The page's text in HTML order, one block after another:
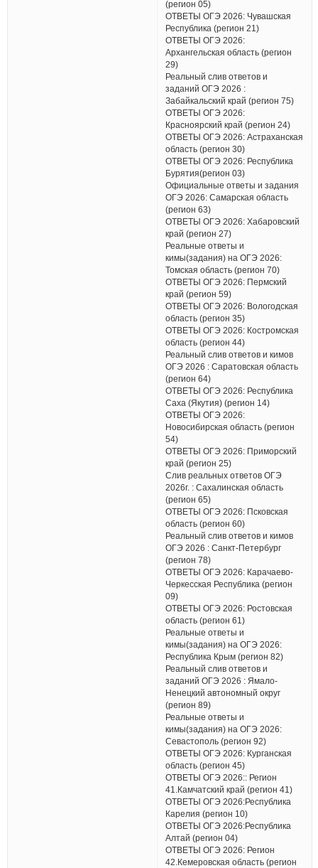
(регион 05)
ОТВЕТЫ ОГЭ 2026: Чувашская
Республика (регион 21)
ОТВЕТЫ ОГЭ 2026:
Архангельская область (регион
29)
Реальный слив ответов и
заданий ОГЭ 2026 :
Забайкальский край (регион 75)
ОТВЕТЫ ОГЭ 2026:
Красноярский край (регион 24)
ОТВЕТЫ ОГЭ 2026: Астраханская
область (регион 30)
ОТВЕТЫ ОГЭ 2026: Республика
Бурятия(регион 03)
Официальные ответы и задания
ОГЭ 2026: Самарская область
(регион 63)
ОТВЕТЫ ОГЭ 2026: Хабаровский
край (регион 27)
Реальные ответы и
кимы(задания) на ОГЭ 2026:
Томская область (регион 70)
ОТВЕТЫ ОГЭ 2026: Пермский
край (регион 59)
ОТВЕТЫ ОГЭ 2026: Вологодская
область (регион 35)
ОТВЕТЫ ОГЭ 2026: Костромская
область (регион 44)
Реальный слив ответов и кимов
ОГЭ 2026 : Саратовская область
(регион 64)
ОТВЕТЫ ОГЭ 2026: Республика
Саха (Якутия) (регион 14)
ОТВЕТЫ ОГЭ 2026:
Новосибирская область (регион
54)
ОТВЕТЫ ОГЭ 2026: Приморский
край (регион 25)
Слив реальных ответов ОГЭ
2026г. : Сахалинская область
(регион 65)
ОТВЕТЫ ОГЭ 2026: Псковская
область (регион 60)
Реальный слив ответов и кимов
ОГЭ 2026 : Санкт-Петербург
(регион 78)
ОТВЕТЫ ОГЭ 2026: Карачаево-
Черкесская Республика (регион
09)
ОТВЕТЫ ОГЭ 2026: Ростовская
область (регион 61)
Реальные ответы и
кимы(задания) на ОГЭ 2026:
Республика Крым (регион 82)
Реальный слив ответов и
заданий ОГЭ 2026 : Ямало-
Ненецкий автономный округ
(регион 89)
Реальные ответы и
кимы(задания) на ОГЭ 2026:
Севастополь (регион 92)
ОТВЕТЫ ОГЭ 2026: Курганская
область (регион 45)
ОТВЕТЫ ОГЭ 2026:: Регион
41.Камчатский край (регион 41)
ОТВЕТЫ ОГЭ 2026:Республика
Карелия (регион 10)
ОТВЕТЫ ОГЭ 2026:Республика
Алтай (регион 04)
ОТВЕТЫ ОГЭ 2026: Регион
42.Кемеровская область (регион